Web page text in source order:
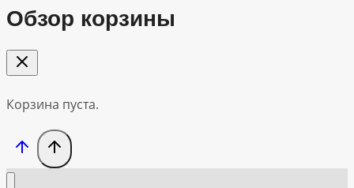
Обзор корзины
Корзина пуста.